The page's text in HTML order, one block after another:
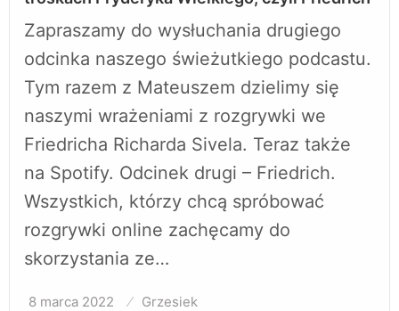
Zapraszamy do wysłuchania drugiego
odcinka naszego świeżutkiego podcastu.
Tym razem z Mateuszem dzielimy się
naszymi wrażeniami z rozgrywki we
Friedricha Richarda Sivela. Teraz także
na Spotify. Odcinek drugi – Friedrich.
Wszystkich, którzy chcą spróbować
rozgrywki online zachęcamy do
skorzystania ze…
Opublikowane
8 marca 2022 Grzesiek